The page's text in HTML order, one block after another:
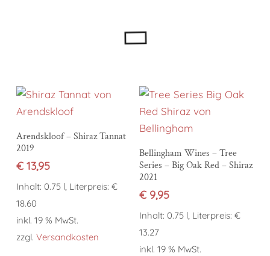
In den Warenkorb
Arendskloof – Shiraz Tannat
2019
€13,95
Inhalt: 0.75 l, Literpreis: €
18.60
inkl. 19 % MwSt.
zzgl. Versandkosten
In den Warenkorb
Bellingham Wines – Tree
Series – Big Oak Red – Shiraz
2021
€9,95
Inhalt: 0.75 l, Literpreis: €
13.27
inkl. 19 % MwSt.